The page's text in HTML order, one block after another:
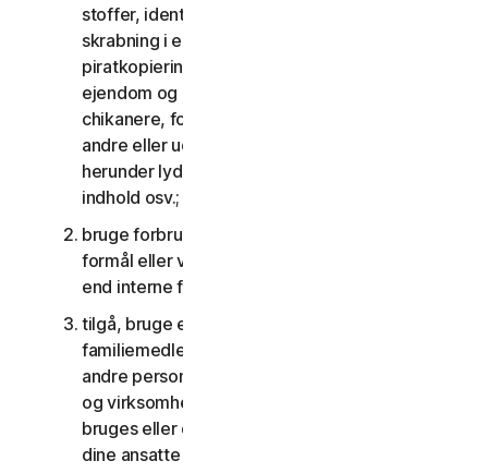
stoffer, identitetstyveri, hacking, pharming,
skrabning i enhver form eller mængde, digital
piratkopiering, overtrædelser af intellektuel
ejendom og andre lignende aktiviteter; eller til at
chikanere, forfølge, true, skade eller overvåge
andre eller udnytte børn på nogen måde,
herunder lyd, video, fotografering, digitalt
indhold osv.;
bruge forbrugertjenesterne til kommercielle
formål eller virksomhedstjenesterne til andet
end interne forretningsformål;
tilgå, bruge eller dele forbrugertjenesterne med
familiemedlemmer, ikke-familiemedlemmer eller
andre personer, der ikke bor sammen med dig,
og virksomhedstjenesterne må ikke tilgås,
bruges eller deles med personer, der ikke er
dine ansatte eller en del af din SV, medmindre